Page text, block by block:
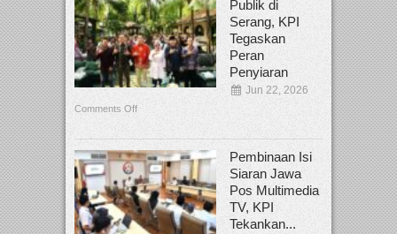
Publik di
Serang, KPI
Tegaskan
Peran
Penyiaran
Jun 22, 2026
Comments Off
Pembinaan Isi
Siaran Jawa
Pos Multimedia
TV, KPI
Tekankan...